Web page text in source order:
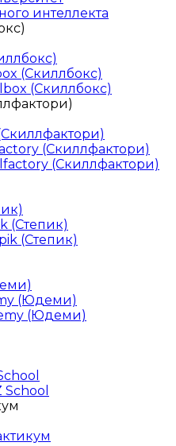
интеллекта
(Скиллбокс)
(Скиллбокс)
(Скиллфактори)
(Скиллфактори)
(Степик)
(Степик)
(Юдеми)
(Юдеми)